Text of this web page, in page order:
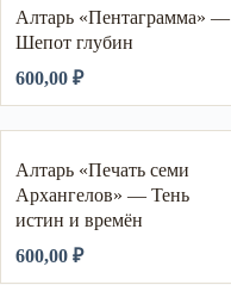
Алтарь «Пентаграмма» —
Шепот глубин
600,00 ₽
Алтарь «Печать семи
Архангелов» — Тень
истин и времён
600,00 ₽